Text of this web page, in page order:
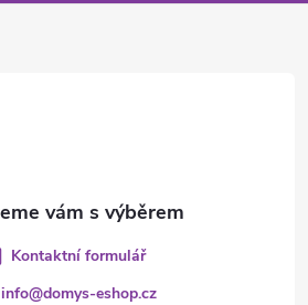
Kontaktní formulář
info@domys-eshop.cz